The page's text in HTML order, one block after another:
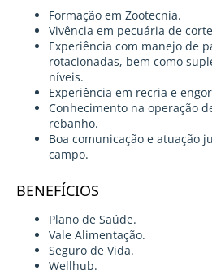
Formação em Zootecnia.
Vivência em pecuária de
Experiência com manejo de
rotacionadas, bem como
níveis.
Experiência em recria e
Conhecimento na operação
rebanho.
Boa comunicação e atuação
campo.
BENEFÍCIOS
Plano de Saúde.
Vale Alimentação.
Seguro de Vida.
Wellhub.